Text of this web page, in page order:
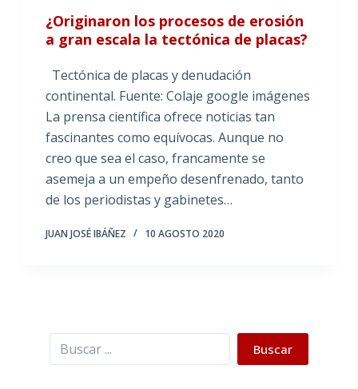
¿Originaron los procesos de erosión
a gran escala la tectónica de placas?
Tectónica de placas y denudación
continental. Fuente: Colaje google imágenes
La prensa científica ofrece noticias tan
fascinantes como equívocas. Aunque no
creo que sea el caso, francamente se
asemeja a un empeño desenfrenado, tanto
de los periodistas y gabinetes…
JUAN JOSÉ IBÁÑEZ 10 AGOSTO 2020
Buscar Buscar